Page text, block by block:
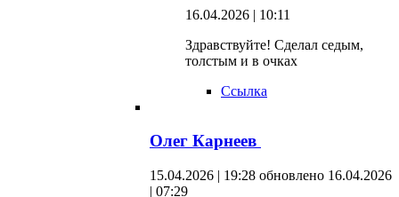
16.04.2026 | 10:11
Здравствуйте! Сделал седым,
толстым и в очках
Ссылка
Олег Карнеев
15.04.2026 | 19:28 обновлено 16.04.2026
| 07:29